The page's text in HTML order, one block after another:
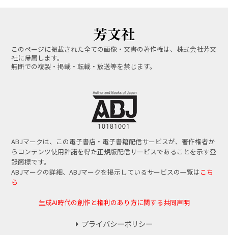
このページに掲載された全ての画像・文書の著作権は、株式会社芳文
社に帰属します。
無断での複製・掲載・転載・放送等を禁じます。
ABJマークは、この電子書店・電子書籍配信サービスが、著作権者か
らコンテンツ使用許諾を得た正規版配信サービスであることを示す登
録商標です。
ABJマークの詳細、ABJマークを掲示しているサービスの一覧はこち
ら
生成AI時代の創作と権利のあり方に関する共同声明
プライバシーポリシー